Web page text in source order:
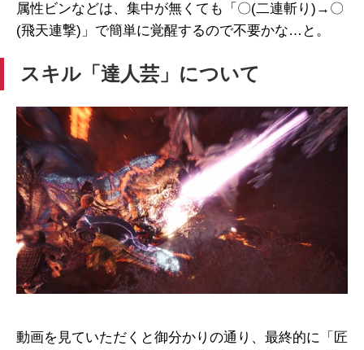
属性ビンなどは、集中が無くても「〇(二連斬り)→〇
(飛天連撃)」で簡単に覚醒するので不要かな…と。
スキル「達人芸」について
動画を見ていただくと御分かりの通り、最終的に「匠